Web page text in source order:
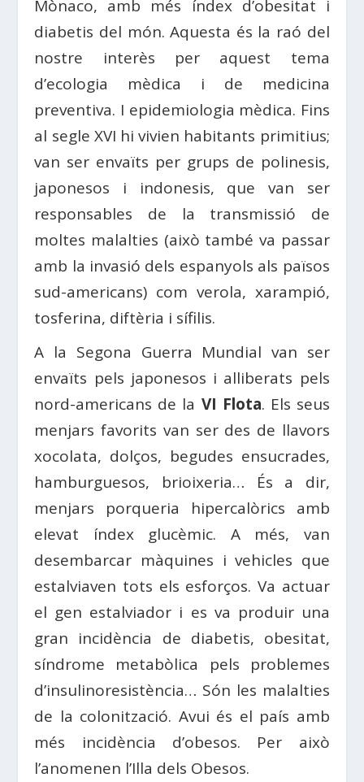
Mònaco, amb més índex d’obesitat i
diabetis del món. Aquesta és la raó del
nostre interès per aquest tema
d’ecologia mèdica i de medicina
preventiva. I epidemiologia mèdica. Fins
al segle XVI hi vivien habitants primitius;
van ser envaïts per grups de polinesis,
japonesos i indonesis, que van ser
responsables de la transmissió de
moltes malalties (això també va passar
amb la invasió dels espanyols als països
sud-americans) com verola, xarampió,
tosferina, diftèria i sífilis.
A la Segona Guerra Mundial van ser
envaïts pels japonesos i alliberats pels
nord-americans de la VI Flota. Els seus
menjars favorits van ser des de llavors
xocolata, dolços, begudes ensucrades,
hamburguesos, brioixeria… És a dir,
menjars porqueria hipercalòrics amb
elevat índex glucèmic. A més, van
desembarcar màquines i vehicles que
estalviaven tots els esforços. Va actuar
el gen estalviador i es va produir una
gran incidència de diabetis, obesitat,
síndrome metabòlica pels problemes
d’insulinoresistència… Són les malalties
de la colonització. Avui és el país amb
més incidència d’obesos. Per això
l’anomenen l’Illa dels Obesos.